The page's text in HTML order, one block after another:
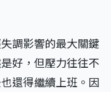
調影響的最大關鍵
好，但壓力往往不
還得繼續上班。因